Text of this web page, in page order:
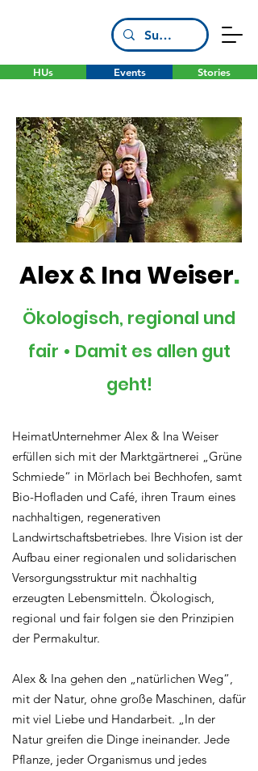
HUs Stories
Events
Alex & Ina Weiser.
Ökologisch, regional und
fair • Damit es allen gut
geht!
HeimatUnternehmer Alex & Ina Weiser
erfüllen sich mit der Marktgärtnerei „Grüne
Schmiede“ in Mörlach bei Bechhofen, samt
Bio-Hofladen und Café, ihren Traum eines
nachhaltigen, regenerativen
Landwirtschaftsbetriebes. Ihre Vision ist der
Aufbau einer regionalen und solidarischen
Versorgungsstruktur mit nachhaltig
erzeugten Lebensmitteln. Ökologisch,
regional und fair folgen sie den Prinzipien
der Permakultur.
Alex & Ina gehen den „natürlichen Weg“,
mit der Natur, ohne große Maschinen, dafür
mit viel Liebe und Handarbeit. „In der
Natur greifen die Dinge ineinander. Jede
Pflanze, jeder Organismus und jedes